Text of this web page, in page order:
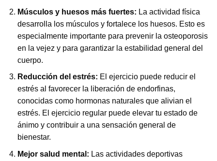
Músculos y huesos más fuertes: La actividad física
desarrolla los músculos y fortalece los huesos. Esto es
especialmente importante para prevenir la osteoporosis
en la vejez y para garantizar la estabilidad general del
cuerpo.
Reducción del estrés: El ejercicio puede reducir el
estrés al favorecer la liberación de endorfinas,
conocidas como hormonas naturales que alivian el
estrés. El ejercicio regular puede elevar tu estado de
ánimo y contribuir a una sensación general de
bienestar.
Mejor salud mental: Las actividades deportivas